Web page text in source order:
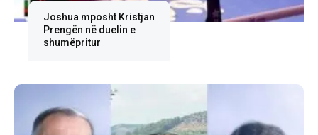
Joshua mposht Kristjan
Prengën në duelin e
shumëpritur